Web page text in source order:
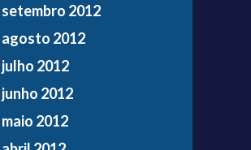
setembro 2012
agosto 2012
julho 2012
junho 2012
maio 2012